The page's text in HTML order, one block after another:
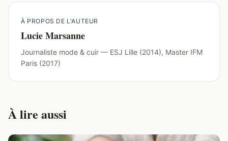
À PROPOS DE L'AUTEUR
Lucie Marsanne
Journaliste mode & cuir — ESJ Lille (2014), Master IFM
Paris (2017)
À lire aussi